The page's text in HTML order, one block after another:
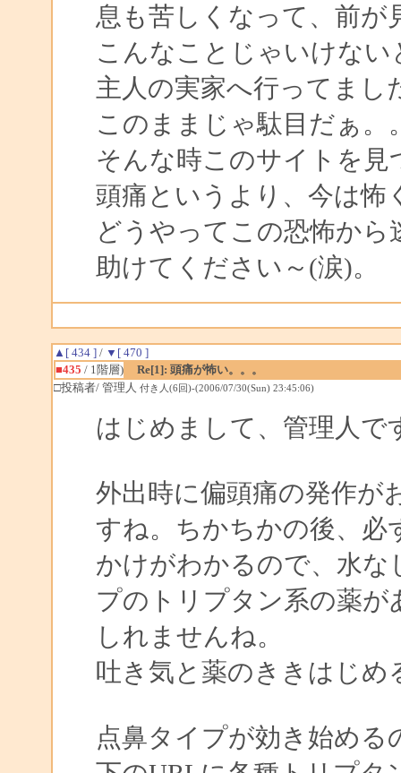
息も苦しくなって、前
こんなことじゃいけない
主人の実家へ行ってまし
このままじゃ駄目だぁ。
そんな時このサイトを見
頭痛というより、今は怖
どうやってこの恐怖か
助けてください～(涙)。
▲[ 434 ]/ ▼[ 470 ]
■435 / 1階層)
Re[1]: 頭痛が怖い。。。
□投稿者/ 管理人 付き人(6回)-(2006/07/30(Sun) 23:45:06)
はじめまして、管理人で
外出時に偏頭痛の発作が
すね。ちかちかの後、必
かけがわかるので、水
プのトリプタン系の薬
しれませんね。
吐き気と薬のききはじめ
点鼻タイプが効き始め